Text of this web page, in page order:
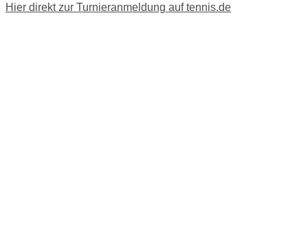
Hier direkt zur Turnieranmeldung auf tennis.de